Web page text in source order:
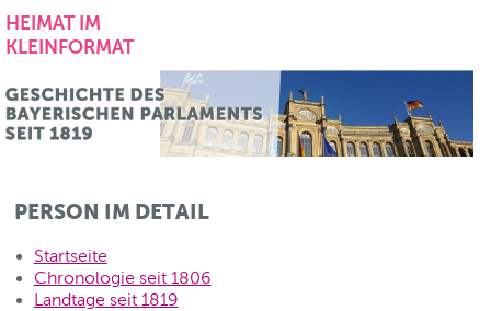
HEIMAT IM
KLEINFORMAT
PERSON IM DETAIL
Startseite
Chronologie seit 1806
Landtage seit 1819